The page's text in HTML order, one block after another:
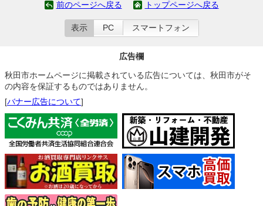
前のページへ戻る トップページへ戻る
表示 PC スマートフォン
広告欄
秋田市ホームページに掲載されている広告については、秋田市がそ
の内容を保証するものではありません。
[バナー広告について]